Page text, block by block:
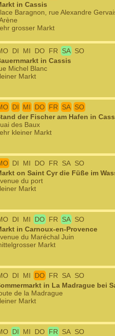
in Cassis
Baragnon, rue Alexandre
grosser Markt
DI MI DO FR SA SO
in Cassis
Michel Blanc
Markt
DI MI DO FR SA SO
der Fischer am Hafen in
des Baux
kleiner Markt
DI MI DO FR SA SO
on Saint Cyr die Füße im
du port
Markt
DI MI DO FR SA SO
in Carnoux-en-Provence
du Maréchal Juin
Markt
DI MI DO FR SA SO
in La Madrague bei
de la Madrague
Markt
DI MI DO FR SA SO